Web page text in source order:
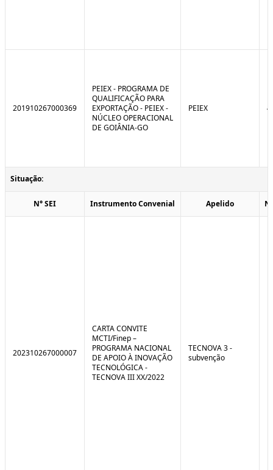
201910267000369
PEIEX - PROGRAMA DE
QUALIFICAÇÃO PARA
EXPORTAÇÃO - PEIEX -
NÚCLEO OPERACIONAL
DE GOIÂNIA-GO
PEIEX
Situação:
N° SEI Instrumento Convenial Apelido
202310267000007
CARTA CONVITE
MCTI/Finep –
PROGRAMA NACIONAL
DE APOIO À INOVAÇÃO
TECNOLÓGICA -
TECNOVA III XX/2022
TECNOVA 3 -
subvenção